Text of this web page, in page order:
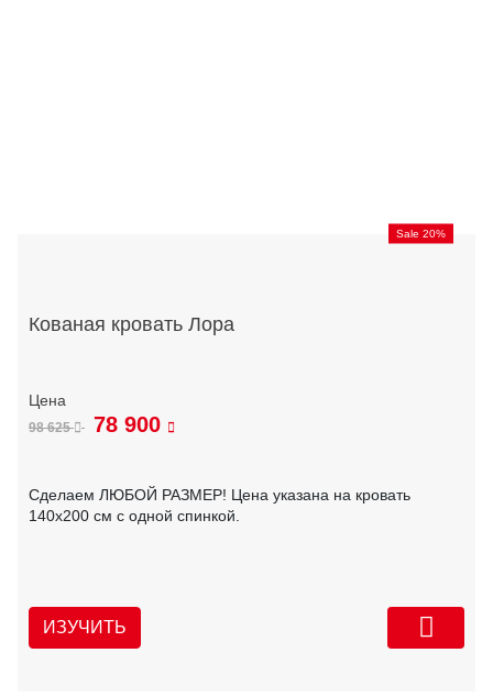
Sale 20%
Кованая кровать Лора
98 625 78 900
Сделаем ЛЮБОЙ РАЗМЕР! Цена указана на кровать
140х200 см с одной спинкой.
ИЗУЧИТЬ